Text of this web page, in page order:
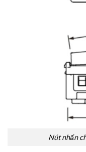
Nút nhấn